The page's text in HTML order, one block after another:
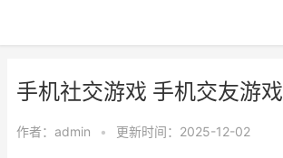
手机社交游戏 手机交友游戏
作者： admin • 更新时间：2025-12-02